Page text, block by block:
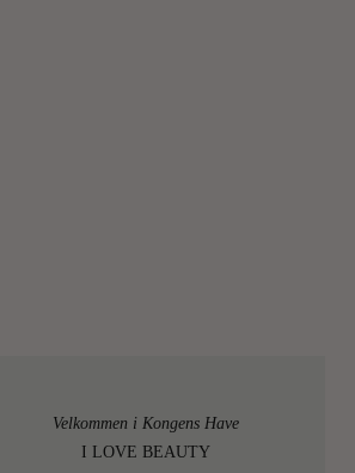
Velkommen i Kongens Have
I LOVE BEAUTY